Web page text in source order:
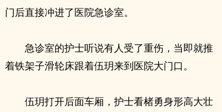
门后直接冲进了医院急诊室。
急诊室的护士听说有人受了重伤，当即就推
着铁架子滑轮床跟着伍玥来到医院大门口。
伍玥打开后面车厢，护士看楮勇身形高大壮